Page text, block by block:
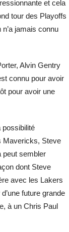
et cela
tour des Playoffs
jamais connu
Alvin Gentry
connu pour avoir
pour avoir une
possibilité
Mavericks, Steve
peut sembler
dont Steve
avec les Lakers
future grande
à un Chris Paul